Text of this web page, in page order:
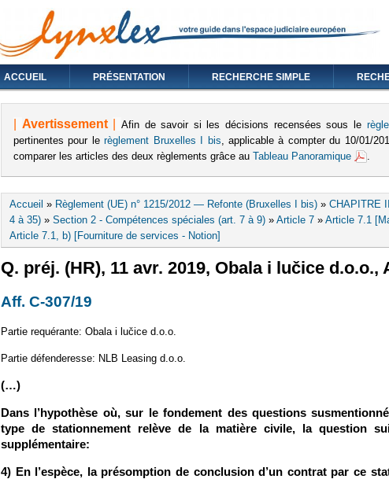
ACCUEIL PRÉSENTATION RECHERCHE SIMPLE
Avertissement Afin de savoir si les décisions recensées sous le
pertinentes pour lerèglement Bruxelles I bis, applicable à compter du 10/01/
comparer les articles des deux règlements grâce au Tableau Panoramique .
Vous êtes ici
Accueil » Règlement (UE) n° 1215/2012 — Refonte (Bruxelles I bis) » CHAPITRE
4 à 35) » Section 2 - Compétences spéciales (art. 7 à 9) » Article 7 » Article 7.1
Article 7.1, b) [Fourniture de services - Notion]
Q. préj. (HR), 11 avr. 2019, Obala i lučice d.o.o.,
Aff. C-307/19
Partie requérante: Obala i lučice d.o.o.
Partie défenderesse: NLB Leasing d.o.o.
(…)
Dans l’hypothèse où, sur le fondement des questions
type de stationnement relève de la matière civile, la question
supplémentaire:
4) En l’espèce, la présomption de conclusion d’un contrat par ce